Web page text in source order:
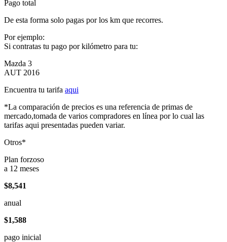
Pago total
De esta forma solo pagas por los km que recorres.
Por ejemplo:
Si contratas tu pago por kilómetro para tu:
Mazda 3
AUT 2016
Encuentra tu tarifa aqui
*La comparación de precios es una referencia de primas de
mercado,tomada de varios compradores en línea por lo cual las
tarifas aqui presentadas pueden variar.
Otros*
Plan forzoso
a 12 meses
$8,541
anual
$1,588
pago inicial